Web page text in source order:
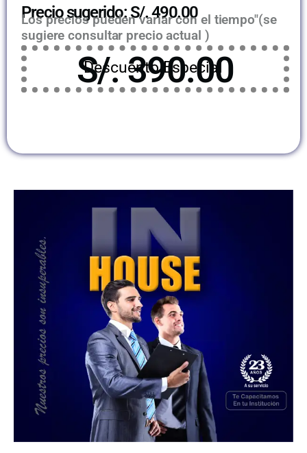
Precio sugerido: S/. 490.00
Los precios pueden variar con el tiempo"(se
sugiere consultar precio actual )
Descuento Especial
S/. 390.00